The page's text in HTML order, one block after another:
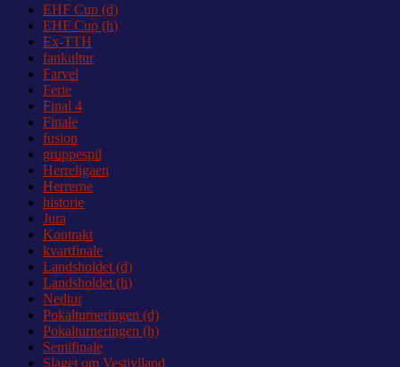
EHF Cup (d)
EHF Cup (h)
Ex-TTH
fankultur
Farvel
Ferie
Final 4
Finale
fusion
gruppespil
Herreligaen
Herrerne
historie
Jura
Kontrakt
kvartfinale
Landsholdet (d)
Landsholdet (h)
Nedtur
Pokalturneringen (d)
Pokalturneringen (h)
Semifinale
Slaget om Vestjylland